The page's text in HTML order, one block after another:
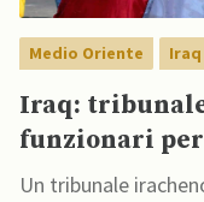
Medio Oriente Iraq
Iraq:
funzionari
miliardi di
Un tribunale